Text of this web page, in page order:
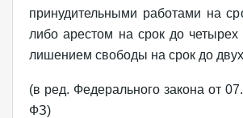
принудительными работами на
либо арестом на срок до
лишением свободы на срок до двух
(в ред. Федерального закона от
ФЗ)